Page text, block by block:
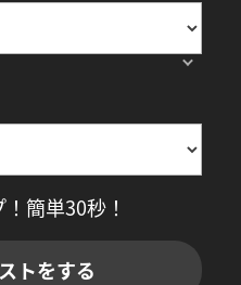
簡単30秒！
トをする